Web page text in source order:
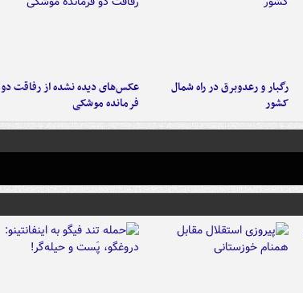
رگبار و رعدوبرق در راه شمال
کشور
عکس‌های دیده نشده از رفاقت دو
فرمانده‌ موشکی